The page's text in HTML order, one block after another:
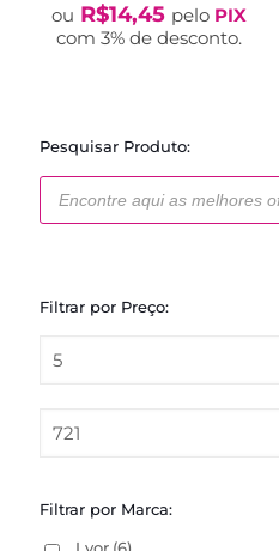
original
era:
atual
é:
ou R$14,45 pelo PIX
com 3% de desconto.
Pesquisar Produto:
Pesquisar
produtos
Filtrar por Preço:
Filtrar por Marca: